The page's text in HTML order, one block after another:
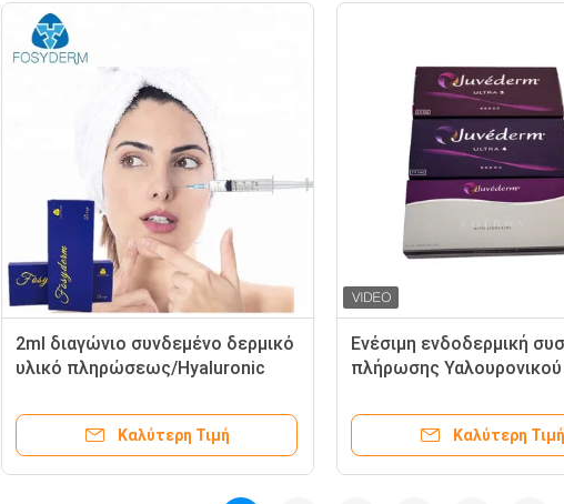
2ml διαγώνιο συνδεμένο δερμικό
υλικό πληρώσεως/Hyaluronic
τον ανελκυστήρα μύτης
Καλύτερη Τιμή
Ενέσιμη ενδοδερμική
πλήρωσης
χειλιών
Καλύτερη Τιμή